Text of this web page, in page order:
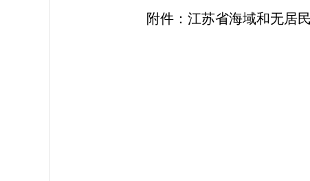
附件：江苏省海域和无居
江